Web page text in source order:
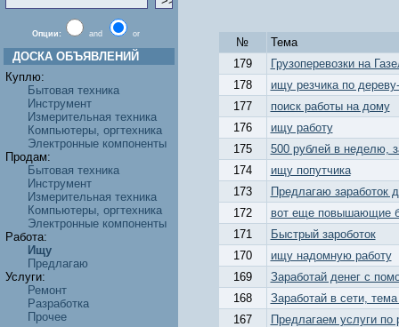
Опции: and or
ДОСКА ОБЪЯВЛЕНИЙ
Куплю:
Бытовая техника
Инструмент
Измерительная техника
Компьютеры, оргтехника
Электронные компоненты
Продам:
Бытовая техника
Инструмент
Измерительная техника
Компьютеры, оргтехника
Электронные компоненты
Работа:
Ищу
Предлагаю
Услуги:
Ремонт
Разработка
Прочее
№
Тема
179
Грузоперевозки на
178
ищу резчика по
177
поиск работы на дому
176
ищу работу
175
500 рублей в неделю,
174
ищу попутчика
173
Предлагаю заработок
172
вот еще повышающие
171
Быстрый зароботок
170
ищу надомную работу
169
Заработай денег с
168
Заработай в сети,
167
Предлагаем услуги по